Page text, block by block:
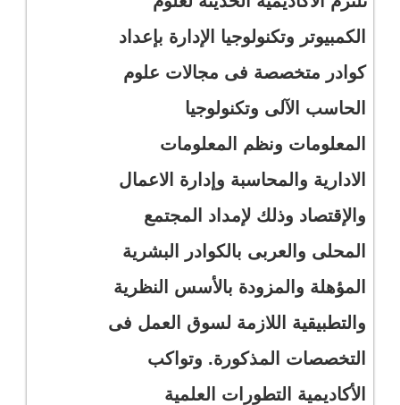
الكمبيوتر وتكنولوجيا الإدارة بإعداد
كوادر متخصصة فى مجالات علوم
الحاسب الآلى وتكنولوجيا
المعلومات ونظم المعلومات
الادارية والمحاسبة وإدارة الاعمال
والإقتصاد وذلك لإمداد المجتمع
المحلى والعربى بالكوادر البشرية
المؤهلة والمزودة بالأسس النظرية
والتطبيقية اللازمة لسوق العمل فى
التخصصات المذكورة. وتواكب
الأكاديمية التطورات العلمية